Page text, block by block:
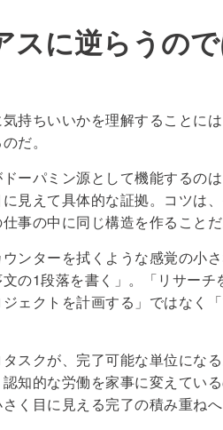
スに逆らうの
持ちいいかを理解することに
だ。
ーパミン源として機能するの
見えて具体的な証拠。コツは
事の中に同じ構造を作ることだ
ンターを拭くような感覚の小
の1段落を書く」。「リサー
ェクトを計画する」ではなく
スクが、完了可能な単位にな
知的な労働を家事に変えてい
く目に見える完了の積み重ねへ